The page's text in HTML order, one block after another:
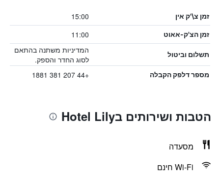
זמן צ\'ק אין 15:00
זמן הצ'ק-אאוט 11:00
תשלום וביטול
המדיניות משתנה בהתאם
לסוג החדר והספק.
מספר דלפק הקבלה +44 207 381 1881
הטבות ושירותים בHotel Lily
מסעדה
Wi-Fi חינם